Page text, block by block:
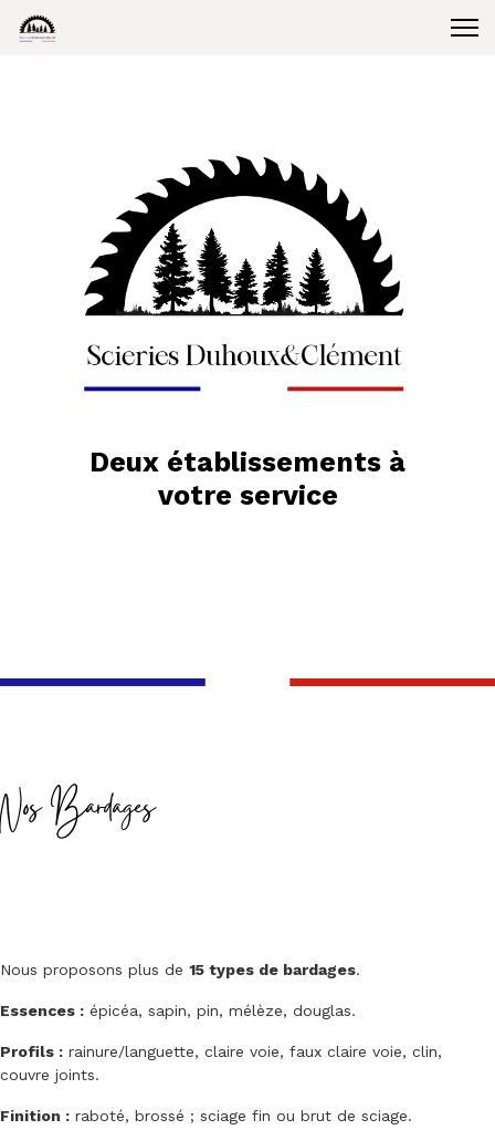
Deux établissements à
votre service
Nos Bardages
Nous proposons plus de 15 types de bardages.
Essences : épicéa, sapin, pin, mélèze, douglas.
Profils : rainure/languette, claire voie, faux claire voie, clin,
couvre joints.
Finition : raboté, brossé ; sciage fin ou brut de sciage.